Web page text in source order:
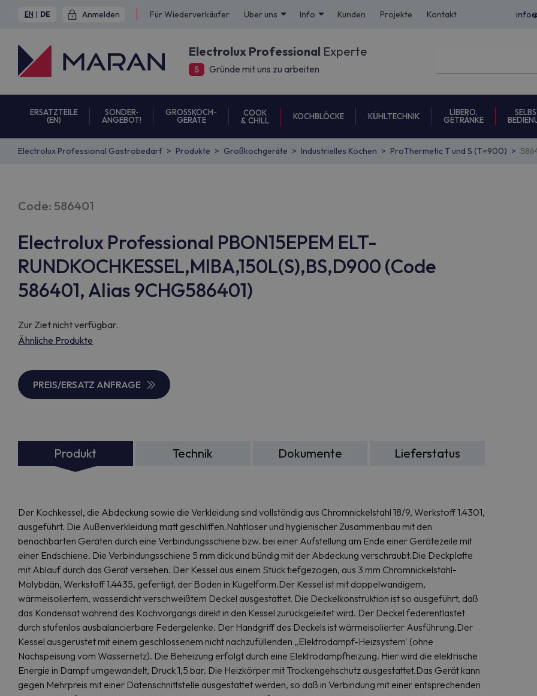
EN | DE Anmelden Für Wiederverkäufer Über uns Info Kunden Projekte Kontakt
Electrolux Professional Experte
5 Gründe mit uns zu arbeiten
ERSATZTEILE
(EN)
SONDER-
ANGEBOT!
GROSSKOCH-
GERÄTE
COOK
& CHILL
KOCHBLÖCKE KÜHLTECHNIK
LIBERO,
GETRÄNKE
Electrolux Professional Gastrobedarf Produkte Großkochgeräte Industrielles Kochen ProThermetic T und S (T=900)
Code: 586401
Electrolux Professional PBON15EPEM ELT-
RUNDKOCHKESSEL,MIBA,150L(S),BS,D900 (Code
586401, Alias 9CHG586401)
Zur Ziet nicht verfügbar.
Ähnliche Produkte
PREIS/ERSATZ ANFRAGE
Produkt Technik Dokumente Lieferstatus
Der Kochkessel, die Abdeckung sowie die Verkleidung sind vollständig aus Chromnickelstahl 18/9, Werkstoff 1.4301,
ausgeführt. Die Außenverkleidung matt geschliffen.Nahtloser und hygienischer Zusammenbau mit den
benachbarten Geräten durch eine Verbindungsschiene bzw. bei einer Aufstellung am Ende einer Gerätezeile mit
einer Endschiene. Die Verbindungsschiene 5 mm dick und bündig mit der Abdeckung verschraubt.Die Deckplatte
mit Ablauf durch das Gerät versehen. Der Kessel aus einem Stück tiefgezogen, aus 3 mm Chromnickelstahl-
Molybdän, Werkstoff 1.4435, gefertigt, der Boden in Kugelform.Der Kessel ist mit doppelwandigem,
wärmeisoliertem, wasserdicht verschweißtem Deckel ausgestattet. Die Deckelkonstruktion ist so ausgeführt, daß
das Kondensat während des Kochvorgangs direkt in den Kessel zurückgeleitet wird. Der Deckel federentlastet
durch stufenlos ausbalancierbare Federgelenke. Der Handgriff des Deckels ist wärmeisolierter Ausführung.Der
Kessel ausgerüstet mit einem geschlossenem nicht nachzufüllenden „Elektrodampf-Heizsystem' (ohne
Nachspeisung vom Wassernetz). Die Beheizung erfolgt durch eine Elektrodampfheizung. Hier wird die elektrische
Energie in Dampf umgewandelt, Druck 1,5 bar. Die Heizkörper mit Trockengehschutz ausgestattet.Das Gerät kann
gegen Mehrpreis mit einer Datenschnittstelle ausgestattet werden, so daß in Verbindung mit einer entsprechenden